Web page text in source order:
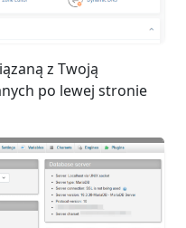
z Twoją
po lewej stronie